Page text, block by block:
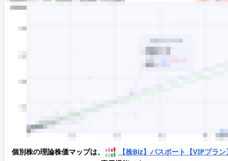
個別株の理論株価マップは、
【株Biz】パスポート【VIPプラン